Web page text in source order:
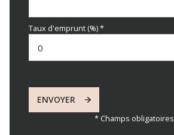
Taux d'emprunt (%) *
ENVOYER
* Champs obligatoires